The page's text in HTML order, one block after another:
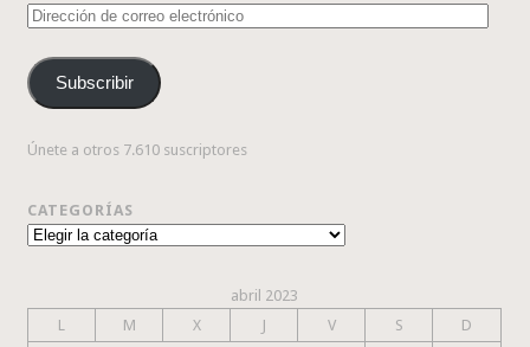
Dirección
correo
electrónico
Subscribir
Únete a otros 7.610 suscriptores
CATEGORÍAS
Categorías
abril 2023
L
M X J V S
D